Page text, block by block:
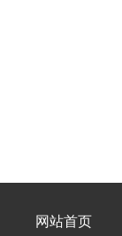
网站首页